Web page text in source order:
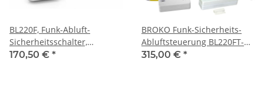
BL220F, Funk-Abluft-
Sicherheitsschalter,
Zwischenstecker Version,
170,50 € *
BROKO Funk-Sicherheits-
Abluftsteuerung BL220FT-
System mit Außenantenne
315,00 € *